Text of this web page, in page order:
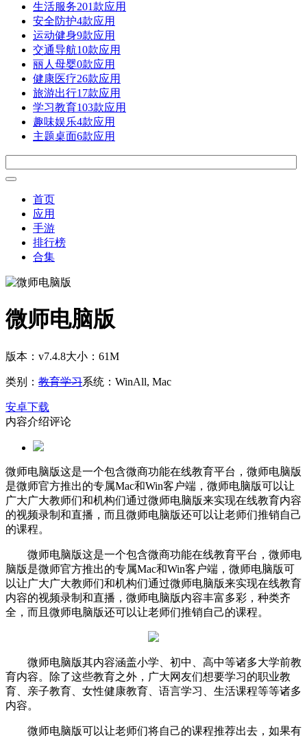
生活服务201款应用
安全防护4款应用
运动健身9款应用
交通导航10款应用
丽人母婴0款应用
健康医疗26款应用
旅游出行17款应用
学习教育103款应用
趣味娱乐4款应用
主题桌面6款应用
首页
应用
手游
排行榜
合集
微师电脑版
版本：v7.4.8大小：61M
类别： 教育学习系统：WinAll, Mac
安卓下载
内容介绍评论
微师电脑版这是一个包含微商功能在线教育平台，微师电脑版
是微师官方推出的专属Mac和Win客户端，微师电脑版可以让
广大广大教师们和机构们通过微师电脑版来实现在线教育内容
的视频录制和直播，而且微师电脑版还可以让老师们推销自己
的课程。
微师电脑版这是一个包含微商功能在线教育平台，微师电
脑版是微师官方推出的专属Mac和Win客户端，微师电脑版可
以让广大广大教师们和机构们通过微师电脑版来实现在线教育
内容的视频录制和直播，微师电脑版内容丰富多彩，种类齐
全，而且微师电脑版还可以让老师们推销自己的课程。
微师电脑版其内容涵盖小学、初中、高中等诸多大学前教
育内容。除了这些教育之外，广大网友们想要学习的职业教
育、亲子教育、女性健康教育、语言学习、生活课程等等诸多
内容。
微师电脑版可以让老师们将自己的课程推荐出去，如果有